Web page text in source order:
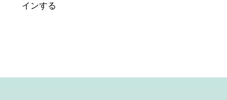
インする